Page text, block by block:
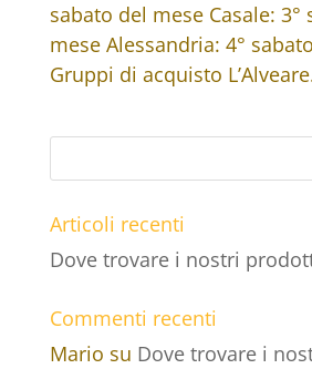
sabato del mese Casale: 3°
mese Alessandria: 4°
Gruppi di acquisto
Articoli recenti
Dove trovare i nostri
Commenti recenti
Mario su Dove trovare i